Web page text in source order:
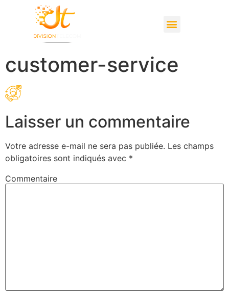
customer-service
Laisser un commentaire
Votre adresse e-mail ne sera pas publiée. Les champs
obligatoires sont indiqués avec *
Commentaire